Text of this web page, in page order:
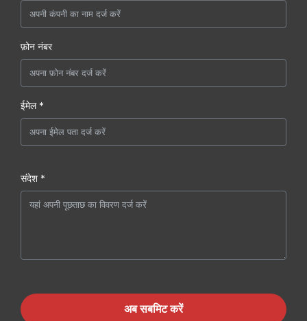
फ़ोन नंबर
ईमेल *
संदेश *
अब सबमिट करें